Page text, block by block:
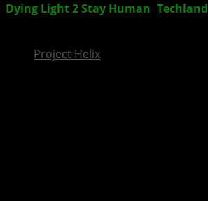
Dying Light 2 Stay Human Techland
Project Helix